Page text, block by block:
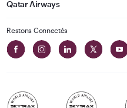
Qatar Airways
Restons Connectés